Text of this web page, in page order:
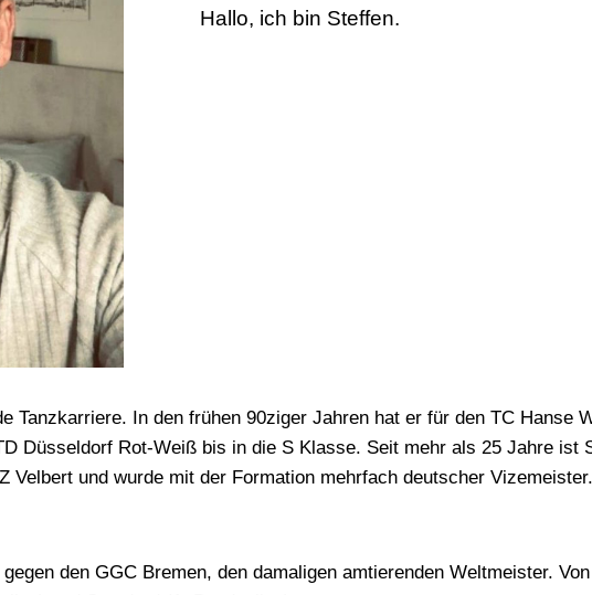
Hallo, ich bin Steffen.
Tanzkarriere. In den frühen 90ziger Jahren hat er für den TC Hanse
Düsseldorf Rot-Weiß bis in die S Klasse. Seit mehr als 25 Jahre ist
Velbert und wurde mit der Formation mehrfach deutscher
den GGC Bremen, den damaligen amtierenden Weltmeister.